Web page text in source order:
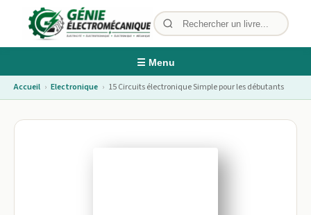
☰ Menu
Accueil › Electronique › 15 Circuits électronique Simple pour les débutants